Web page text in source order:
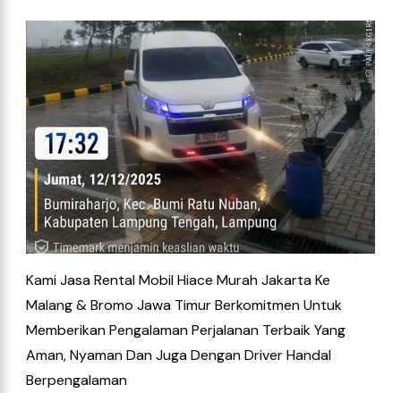
Kami Jasa Rental Mobil Hiace Murah Jakarta Ke
Malang & Bromo Jawa Timur Berkomitmen Untuk
Memberikan Pengalaman Perjalanan Terbaik Yang
Aman, Nyaman Dan Juga Dengan Driver Handal
Berpengalaman